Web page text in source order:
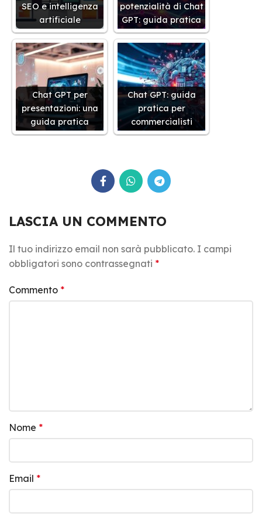
SEO e intelligenza
artificiale
potenzialità di Chat
GPT: guida pratica
Chat GPT per
presentazioni: una
guida pratica
Chat GPT: guida
pratica per
commercialisti
LASCIA UN COMMENTO
Il tuo indirizzo email non sarà pubblicato. I campi
obbligatori sono contrassegnati *
Commento *
Nome *
Email *